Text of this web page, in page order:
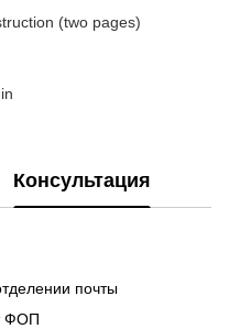
(two pages)
Консультация
почты
ФОП